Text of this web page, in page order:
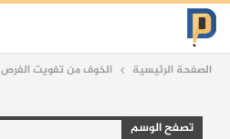
الصفحة الرئيسية الخوف من تفويت الفرص
تصفح الوسم